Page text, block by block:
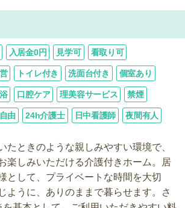
入居金0円 見学可 看取り可
トイレ付き 洗面台付き 個室あり
口腔ケア 理美容サービス 禁煙
由 24h介護士 日中看護師 夜間有人
たときのような親しみやすい環境で、
楽しみいただける介護付きホーム。居
として、プライベートな時間を大切
ように、ありのままで暮らせます。さ